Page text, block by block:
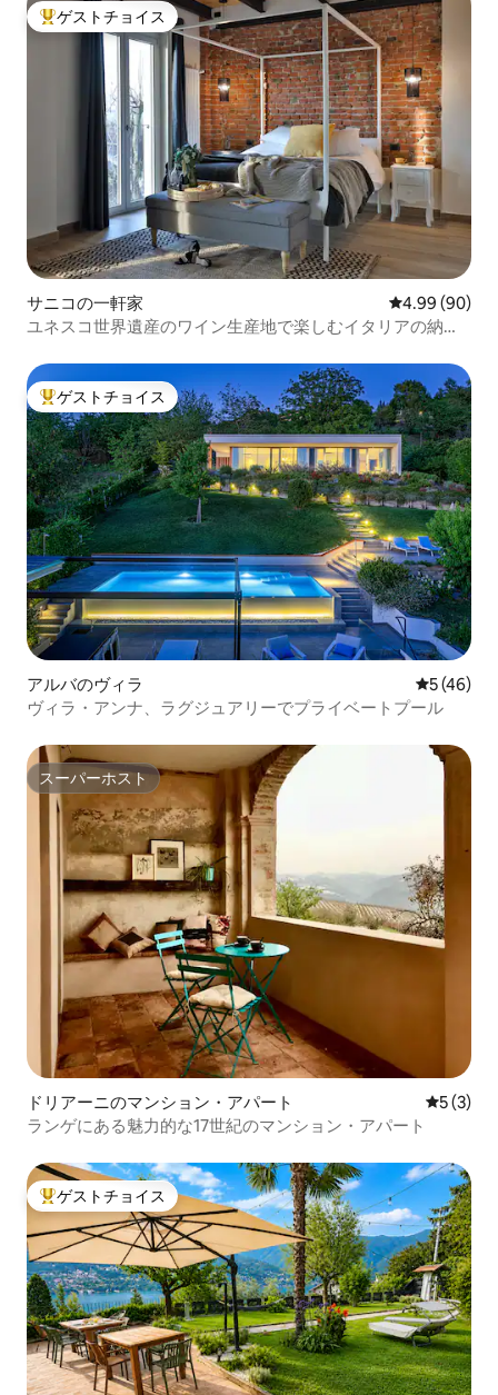
大好評のゲストチョイスです。
ゲストチョイス
サニコの一軒家 レビュー90件
4.99 (90)
ユネスコ世界遺産のワイン生産地で楽しむイタリアの納屋
大好評のゲストチョイスです。
ゲストチョイス
アルバのヴィラ レビュー
5 (46)
ヴィラ・アンナ、ラグジュアリーでプライベートプール
スーパーホスト
スーパーホスト
ドリアーニのマンション・アパート レビュー
5 (3)
ランゲにある魅力的な17世紀のマンション・アパート
大好評のゲストチョイスです。
ゲストチョイス